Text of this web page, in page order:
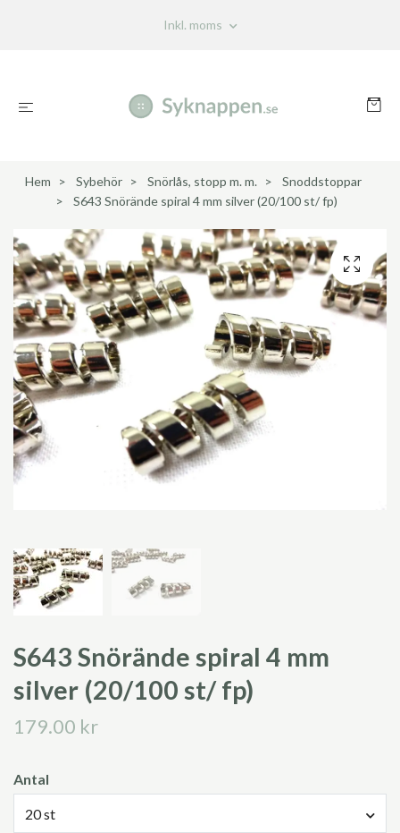
Inkl. moms
Hem Sybehör Snörlås, stopp m. m.
Snoddstoppar
S643 Snörände spiral 4 mm silver (20/100 st/ fp)
S643 Snörände spiral 4 mm
silver (20/100 st/ fp)
179.00 kr
Antal
20 st